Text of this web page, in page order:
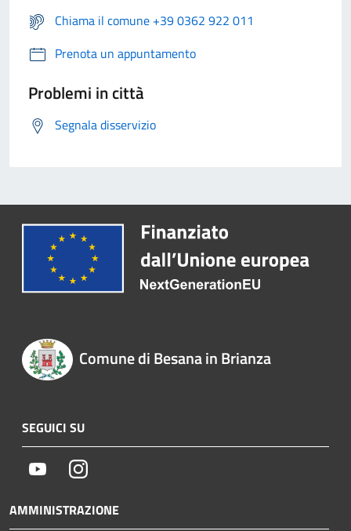
Chiama il comune +39 0362 922 011
Prenota un appuntamento
Problemi in città
Segnala disservizio
Comune di Besana in Brianza
SEGUICI SU
YoutubeInstagram
AMMINISTRAZIONE